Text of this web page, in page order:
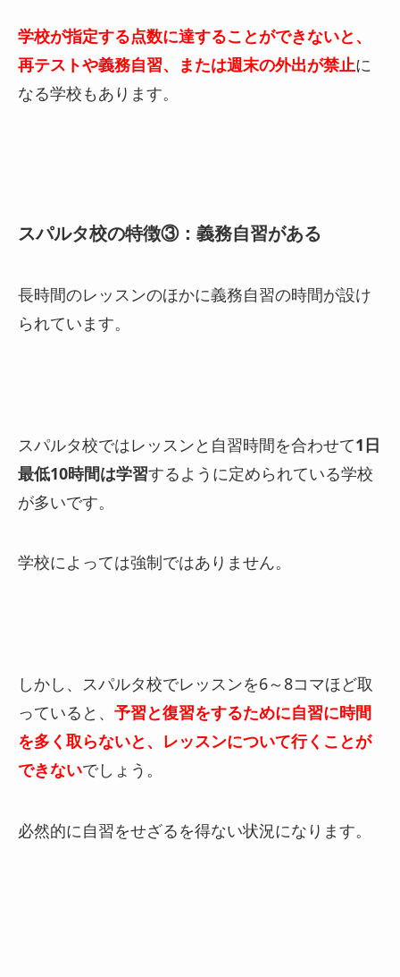
学校が指定する点数に達することができないと、
再テストや義務自習、または週末の外出が禁止に
なる学校もあります。
スパルタ校の特徴③：義務自習がある
長時間のレッスンのほかに義務自習の時間が設け
られています。
スパルタ校ではレッスンと自習時間を合わせて1日
最低10時間は学習するように定められている学校
が多いです。
学校によっては強制ではありません。
しかし、スパルタ校でレッスンを6～8コマほど取
っていると、 予習と復習をするために自習に時間
を多く取らないと、レッスンについて行くことが
できないでしょう。
必然的に自習をせざるを得ない状況になります。